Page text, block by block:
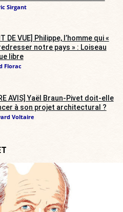
Sirgant
DE VUE] Philippe, l’homme qui «
notre pays » : Loiseau
libre
Florac
AVIS] Yaël Braun-Pivet doit-elle
à son projet architectural ?
Voltaire